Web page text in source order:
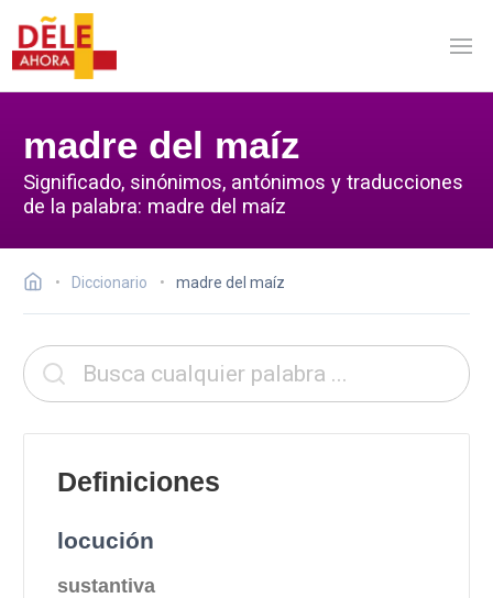
madre del maíz
Significado, sinónimos, antónimos y traducciones
de la palabra: madre del maíz
Diccionario madre del maíz
Definiciones
locución
sustantiva